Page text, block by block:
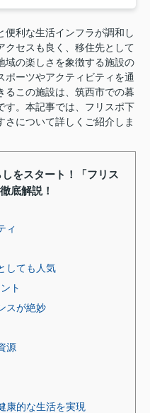
便利な生活インフラが調和し
クセスも良く、移住先として
域の楽しさを象徴する施設の
ポーツやアクティビティを通
るこの施設は、筑西市での暮
す。本記事では、フリスポ下
について詳しくご紹介しま
をスタート！「フリス
底解説！
ィ
しても人気
ト
スが絶妙
源
康的な生活を実現